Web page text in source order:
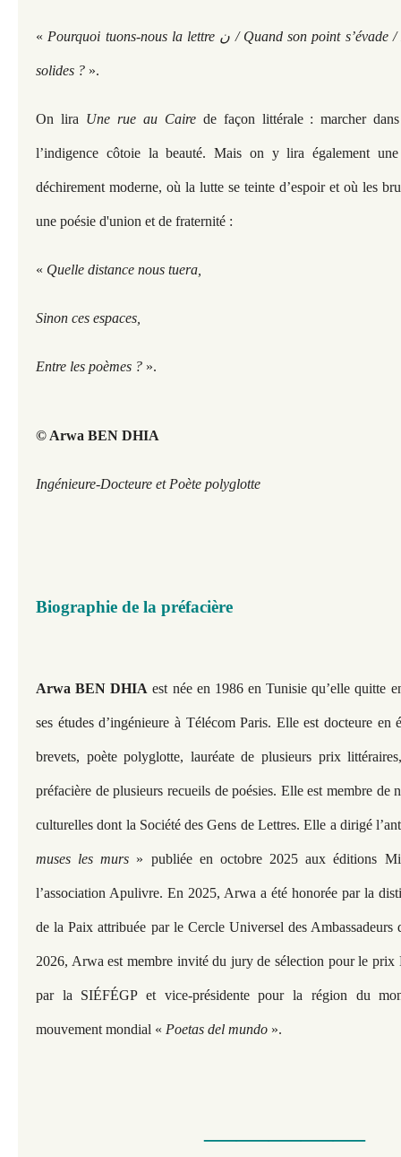
« Pourquoi tuons-nous la lettre ن / Quand son point s’évade / De la prison aux murs
solides ? ».
On lira Une rue au Cairede façon littérale : marcher
l’indigence côtoie la beauté. Mais on y lira également
déchirement moderne, où la lutte se teinte d’espoir et où les
une poésie d'union et de fraternité :
« Quelle distance nous tuera,
Sinon ces espaces,
Entre les poèmes ? ».
© Arwa BEN DHIA
Ingénieure-Docteure et Poète polyglotte
Biographie de la préfacière
Arwa BEN DHIA est née en 1986 en Tunisie qu’elle quitte
ses études d’ingénieure à Télécom Paris. Elle est docteure en
brevets, poète polyglotte, lauréate de plusieurs prix
préfacière de plusieurs recueils de poésies. Elle est membre de
culturelles dont la Société des Gens de Lettres. Elle a dirigé
muses les murs » publiée en octobre 2025 aux éditions
l’association Apulivre. En 2025, Arwa a été honorée par la
de la Paix attribuée par le Cercle Universel des
2026, Arwa est membre invité du jury de sélection pour le prix
par la SIÉFÉGP et vice-présidente pour la région du
mouvement mondial « Poetas del mundo ».
—————​​​​​